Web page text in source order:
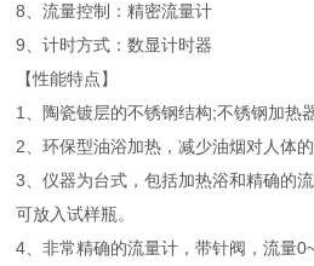
8、流量控制：精密流量计
9、计时方式：数显计时器
【性能特点】
1、陶瓷镀层的不锈钢结构;不锈钢加热器
2、环保型油浴加热，减少油烟对人体的
3、仪器为台式，包括加热浴和精确的
可放入试样瓶。
4、非常精确的流量计，带针阀，流量